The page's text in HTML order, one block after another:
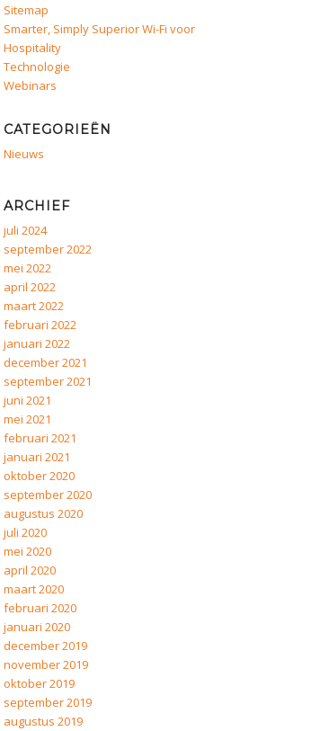
Sitemap
Smarter, Simply Superior Wi-Fi voor
Hospitality
Technologie
Webinars
CATEGORIEËN
Nieuws
ARCHIEF
juli 2024
september 2022
mei 2022
april 2022
maart 2022
februari 2022
januari 2022
december 2021
september 2021
juni 2021
mei 2021
februari 2021
januari 2021
oktober 2020
september 2020
augustus 2020
juli 2020
mei 2020
april 2020
maart 2020
februari 2020
januari 2020
december 2019
november 2019
oktober 2019
september 2019
augustus 2019